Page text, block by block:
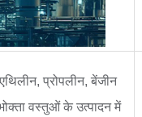
प्रोपलीन, बेंजीन
वस्तुओं के उत्पादन में